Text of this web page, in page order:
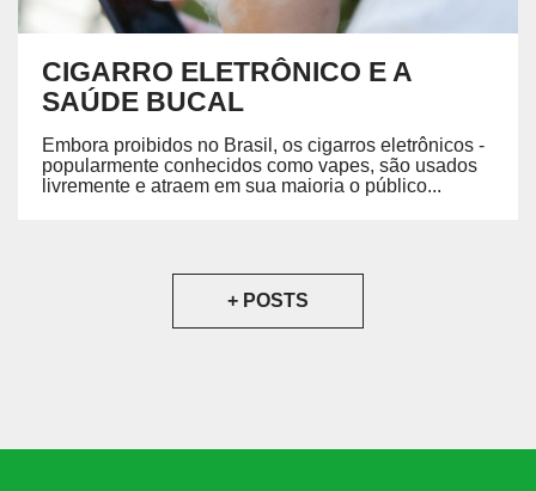
CIGARRO ELETRÔNICO E A
SAÚDE BUCAL
Embora proibidos no Brasil, os cigarros eletrônicos -
popularmente conhecidos como vapes, são usados
livremente e atraem em sua maioria o público...
+ POSTS